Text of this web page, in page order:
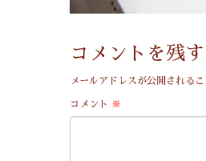
コメントを残す
メールアドレスが公開されるこ
コメント ※